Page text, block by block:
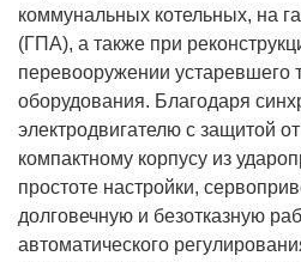
коммунальных котельных, на
(ГПА), а также при
перевооружении устаревшего
оборудования. Благодаря
электродвигателю с защитой
компактному корпусу из
простоте настройки,
долговечную и безотказную
автоматического